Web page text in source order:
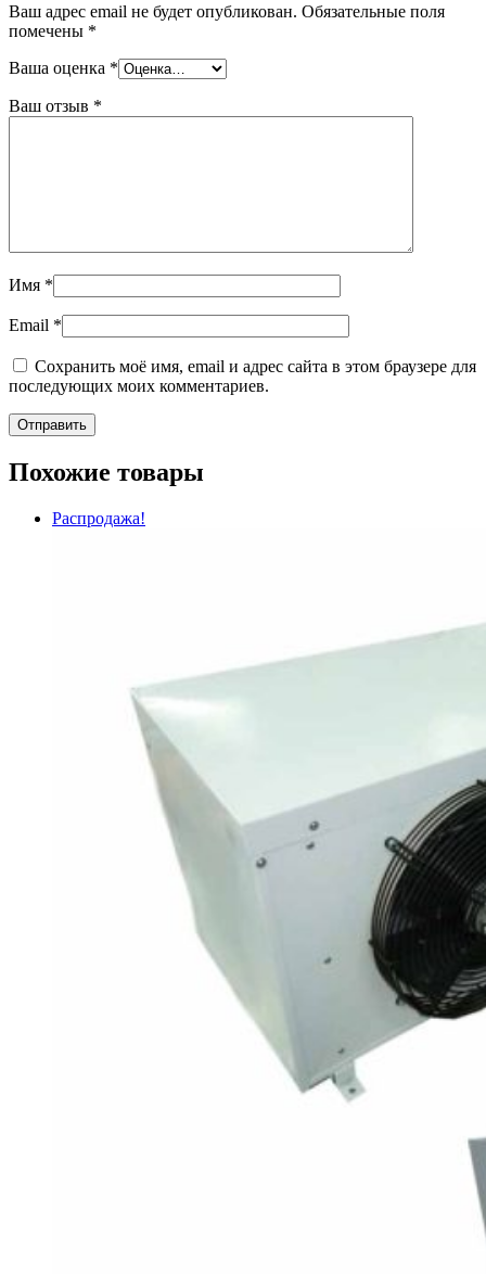
Ваш адрес email не будет опубликован. Обязательные поля
помечены *
Ваша оценка *
Ваш отзыв *
Имя *
Email *
Сохранить моё имя, email и адрес сайта в этом браузере для
последующих моих комментариев.
Похожие товары
Распродажа!